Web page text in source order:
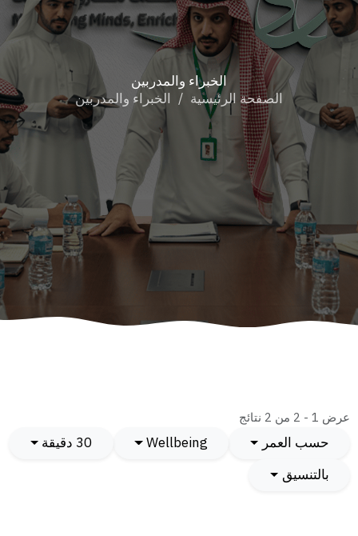
الخبراء والمدربين
الصفحة الرئيسية
الخبراء والمدربين
عرض 1 - 2 من 2 نتائج
حسب العمر Wellbeing
30 دقيقة
بالتنسيق